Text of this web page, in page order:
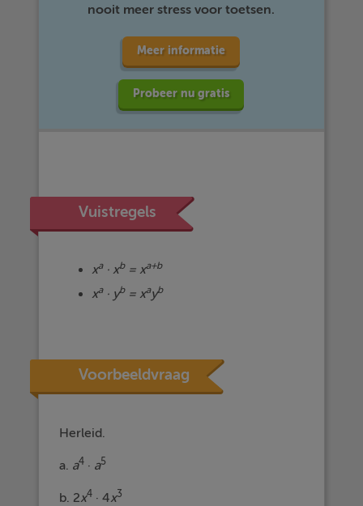
nooit meer stress voor toetsen.
Meer informatie
Probeer nu gratis
Vuistregels
xa· xb= xa+b
xa· yb= xayb
Voorbeeldvraag
Herleid.
a. a4 · a5
b. 2x4 · 4x3